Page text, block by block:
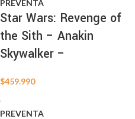
PREVENTA
Star Wars: Revenge of
the Sith – Anakin
Skywalker –
$459.990
PREVENTA